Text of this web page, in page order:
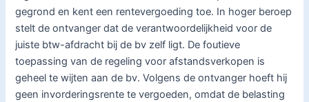
gegrond en kent een rentevergoeding toe. In hoger beroep
stelt de ontvanger dat de verantwoordelijkheid voor de
juiste btw-afdracht bij de bv zelf ligt. De foutieve
toepassing van de regeling voor afstandsverkopen is
geheel te wijten aan de bv. Volgens de ontvanger hoeft hij
geen invorderingsrente te vergoeden, omdat de belasting